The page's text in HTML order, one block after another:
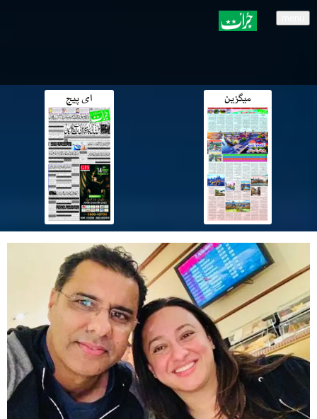
میگزین ای پیج